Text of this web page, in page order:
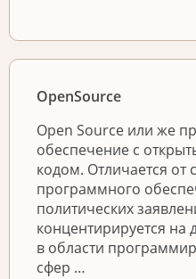
OpenSource
Open Source или же
обеспечение с
кодом. Отличается от
программного
политических
концентирируется на
в области
сфер …